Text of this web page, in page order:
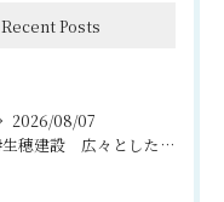
Recent Posts
2026/08/07
#生穂建設 広々としたウッドデッキは、室内と庭を繋ぐ心地よい...